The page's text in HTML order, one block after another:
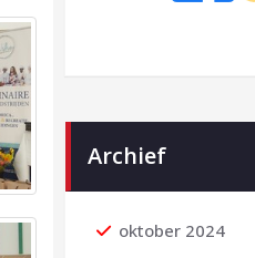
Archief
oktober 2024